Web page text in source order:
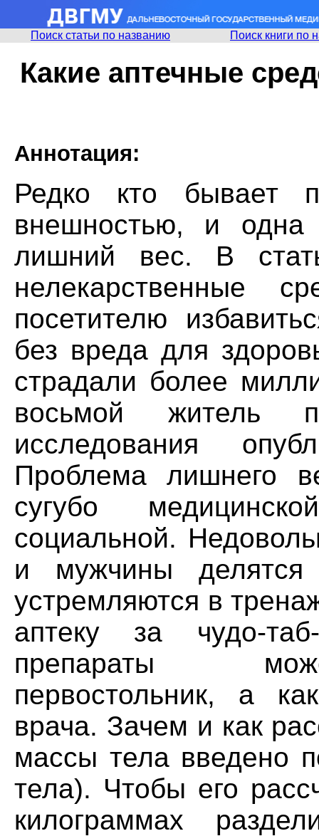
Поиск статьи по названию Поиск книги по
Какие аптечные
Аннотация:
Редко кто бывает
внешностью, и
лишний вес. B
нелекарственные
посетителю
без вреда для
страдали более
восьмой житель
исследования
Проблема лишнего
сугубо
социальной.
и мужчины
устремляются в
аптеку за чудо-
препараты
первостольник, а
врача. Зачем и как
массы тела введено
тела). Чтобы его
килограммах